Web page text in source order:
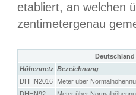
etabliert, an welchen
zentimetergenau
Höhennetz Bezeichnung
DHHN2016
Meter über